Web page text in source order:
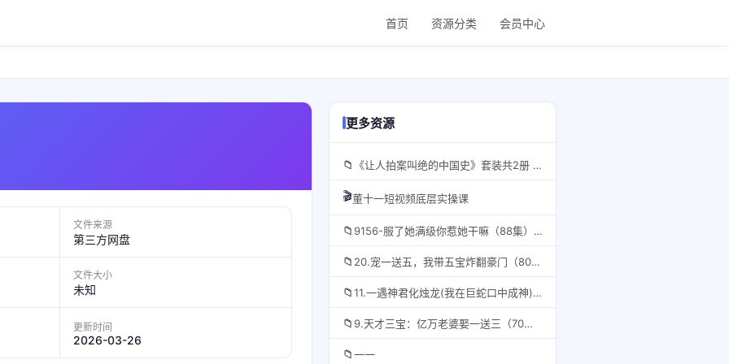
首页 资源分类 会员中心
文件来源
第三方网盘
文件大小
未知
更新时间
2026-03-26
更多资源
📁 《让人拍案叫绝的中国史》套装共2册 好书推荐 一看就入迷的精彩历史[epub]
🎬董十一短视频底层实操课
📁 9156-服了她满级你惹她干嘛（88集）朱一未
📁 20.宠一送五，我带五宝炸翻豪门（80集）
📁 11.一遇神君化烛龙(我在巨蛇口中成神)（98集）
📁 9.天才三宝：亿万老婆娶一送三（70集）
📁一一